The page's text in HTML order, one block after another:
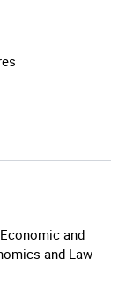
and
and Law